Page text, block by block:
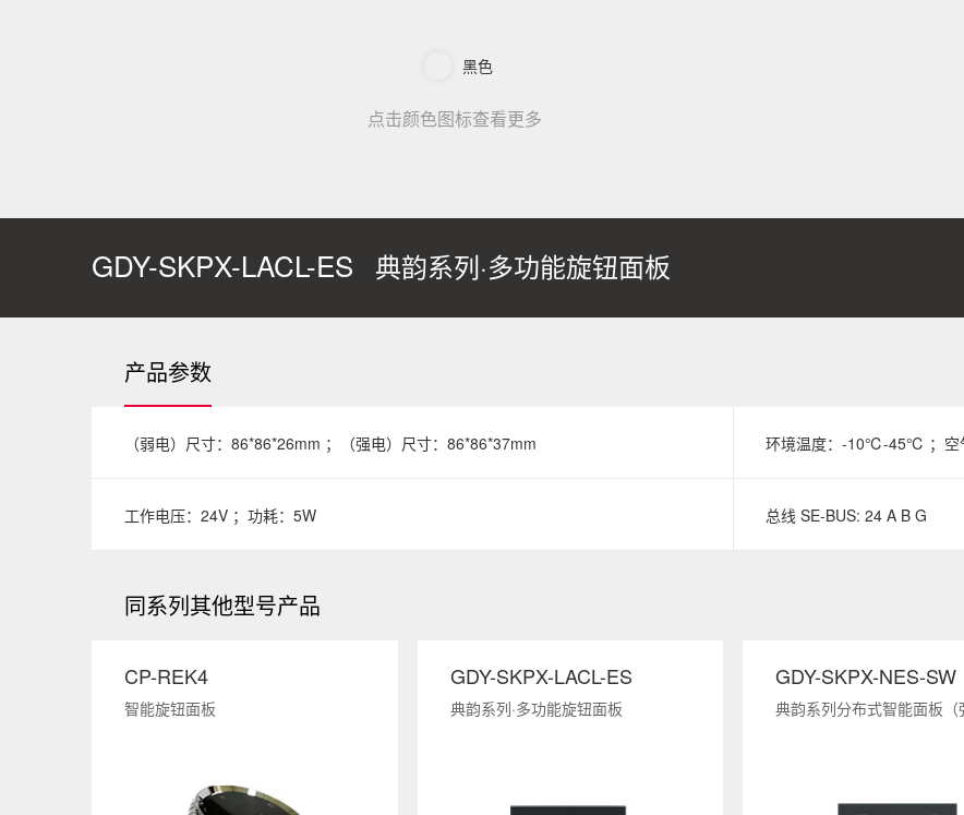
黑色
点击颜色图标查看更多
GDY-SKPX-LACL-ES 典韵系列·多功能旋钮面板
产品参数
（弱电）尺寸：86*86*26mm ；（强电）尺寸：86*86*37mm 环境温度：-10℃-45℃ ；空
工作电压：24V ；功耗：5W 总线 SE-BUS: 24 A B G
同系列其他型号产品
CP-REK4
智能旋钮面板
GDY-SKPX-LACL-ES
典韵系列·多功能旋钮面板
GDY-SKPX-NES-SW
典韵系列分布式智能面板（